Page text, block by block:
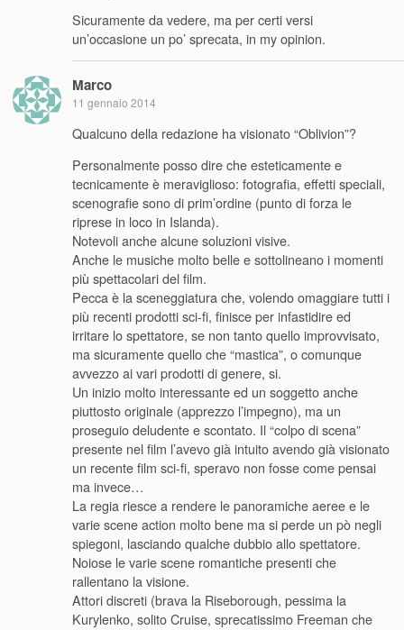
Sicuramente da vedere, ma per certi versi
un’occasione un po’ sprecata, in my opinion.
Marco
11 gennaio 2014
Qualcuno della redazione ha visionato “Oblivion”?
Personalmente posso dire che esteticamente e
tecnicamente è meraviglioso: fotografia, effetti speciali,
scenografie sono di prim’ordine (punto di forza le
riprese in loco in Islanda).
Notevoli anche alcune soluzioni visive.
Anche le musiche molto belle e sottolineano i momenti
più spettacolari del film.
Pecca è la sceneggiatura che, volendo omaggiare tutti i
più recenti prodotti sci-fi, finisce per infastidire ed
irritare lo spettatore, se non tanto quello improvvisato,
ma sicuramente quello che “mastica”, o comunque
avvezzo ai vari prodotti di genere, si.
Un inizio molto interessante ed un soggetto anche
piuttosto originale (apprezzo l’impegno), ma un
proseguio deludente e scontato. Il “colpo di scena”
presente nel film l’avevo già intuito avendo già visionato
un recente film sci-fi, speravo non fosse come pensai
ma invece…
La regia riesce a rendere le panoramiche aeree e le
varie scene action molto bene ma si perde un pò negli
spiegoni, lasciando qualche dubbio allo spettatore.
Noiose le varie scene romantiche presenti che
rallentano la visione.
Attori discreti (brava la Riseborough, pessima la
Kurylenko, solito Cruise, sprecatissimo Freeman che